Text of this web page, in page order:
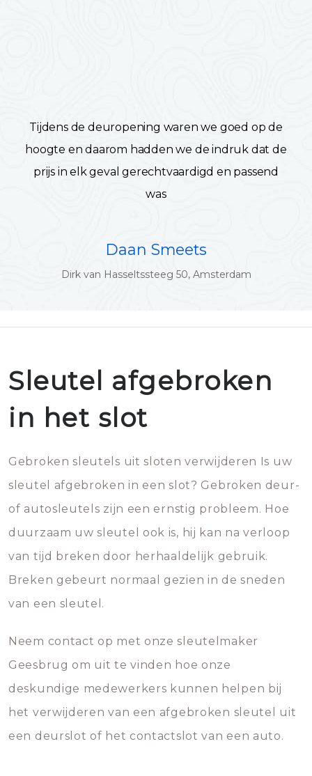
Tijdens de deuropening waren we goed op de
hoogte en daarom hadden we de indruk dat de
prijs in elk geval gerechtvaardigd en passend
was
Daan Smeets
Dirk van Hasseltssteeg 50, Amsterdam
Sleutel afgebroken
in het slot
Gebroken sleutels uit sloten verwijderen Is uw
sleutel afgebroken in een slot? Gebroken deur-
of autosleutels zijn een ernstig probleem. Hoe
duurzaam uw sleutel ook is, hij kan na verloop
van tijd breken door herhaaldelijk gebruik.
Breken gebeurt normaal gezien in de sneden
van een sleutel.
Neem contact op met onze sleutelmaker
Geesbrug om uit te vinden hoe onze
deskundige medewerkers kunnen helpen bij
het verwijderen van een afgebroken sleutel uit
een deurslot of het contactslot van een auto.